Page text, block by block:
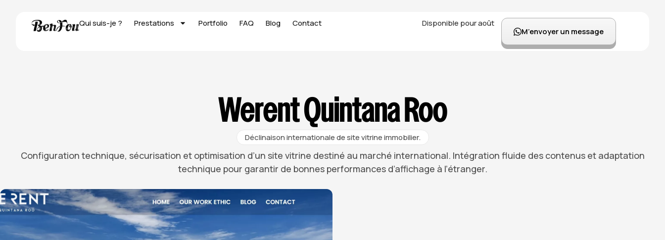
Qui suis-je ? Prestations Portfolio FAQ Blog Contact
Disponible pour août
M’envoyer un message
Werent Quintana Roo
Déclinaison internationale de site vitrine immobilier.
Configuration technique, sécurisation et optimisation d’un site vitrine destiné au marché international. Intégration fluide des contenus et adaptation
technique pour garantir de bonnes performances d’affichage à l’étranger.